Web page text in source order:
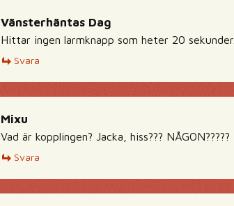
Vänsterhäntas Dag
Hittar ingen larmknapp som heter 20 sekunder.
Svara
Mixu
Vad är kopplingen? Jacka, hiss??? NÅGON?????
Svara